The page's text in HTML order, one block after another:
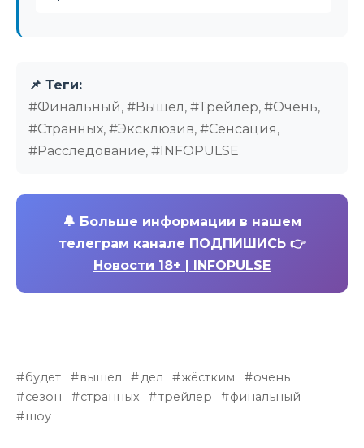
📌 Теги:
#Финальный, #Вышел, #Трейлер, #Очень,
#Странных, #Эксклюзив, #Сенсация,
#Расследование, #INFOPULSE
🔔 Больше информации в нашем
телеграм канале ПОДПИШИСЬ 👉
Новости 18+ | INFOPULSE
будет вышел дел жёстким
очень
сезон
странных трейлер
финальный
шоу